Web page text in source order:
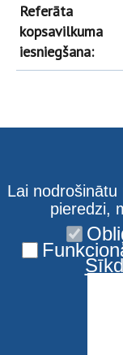
Referāta
kopsavilkuma
iesniegšana:
Lai
pieredzi,